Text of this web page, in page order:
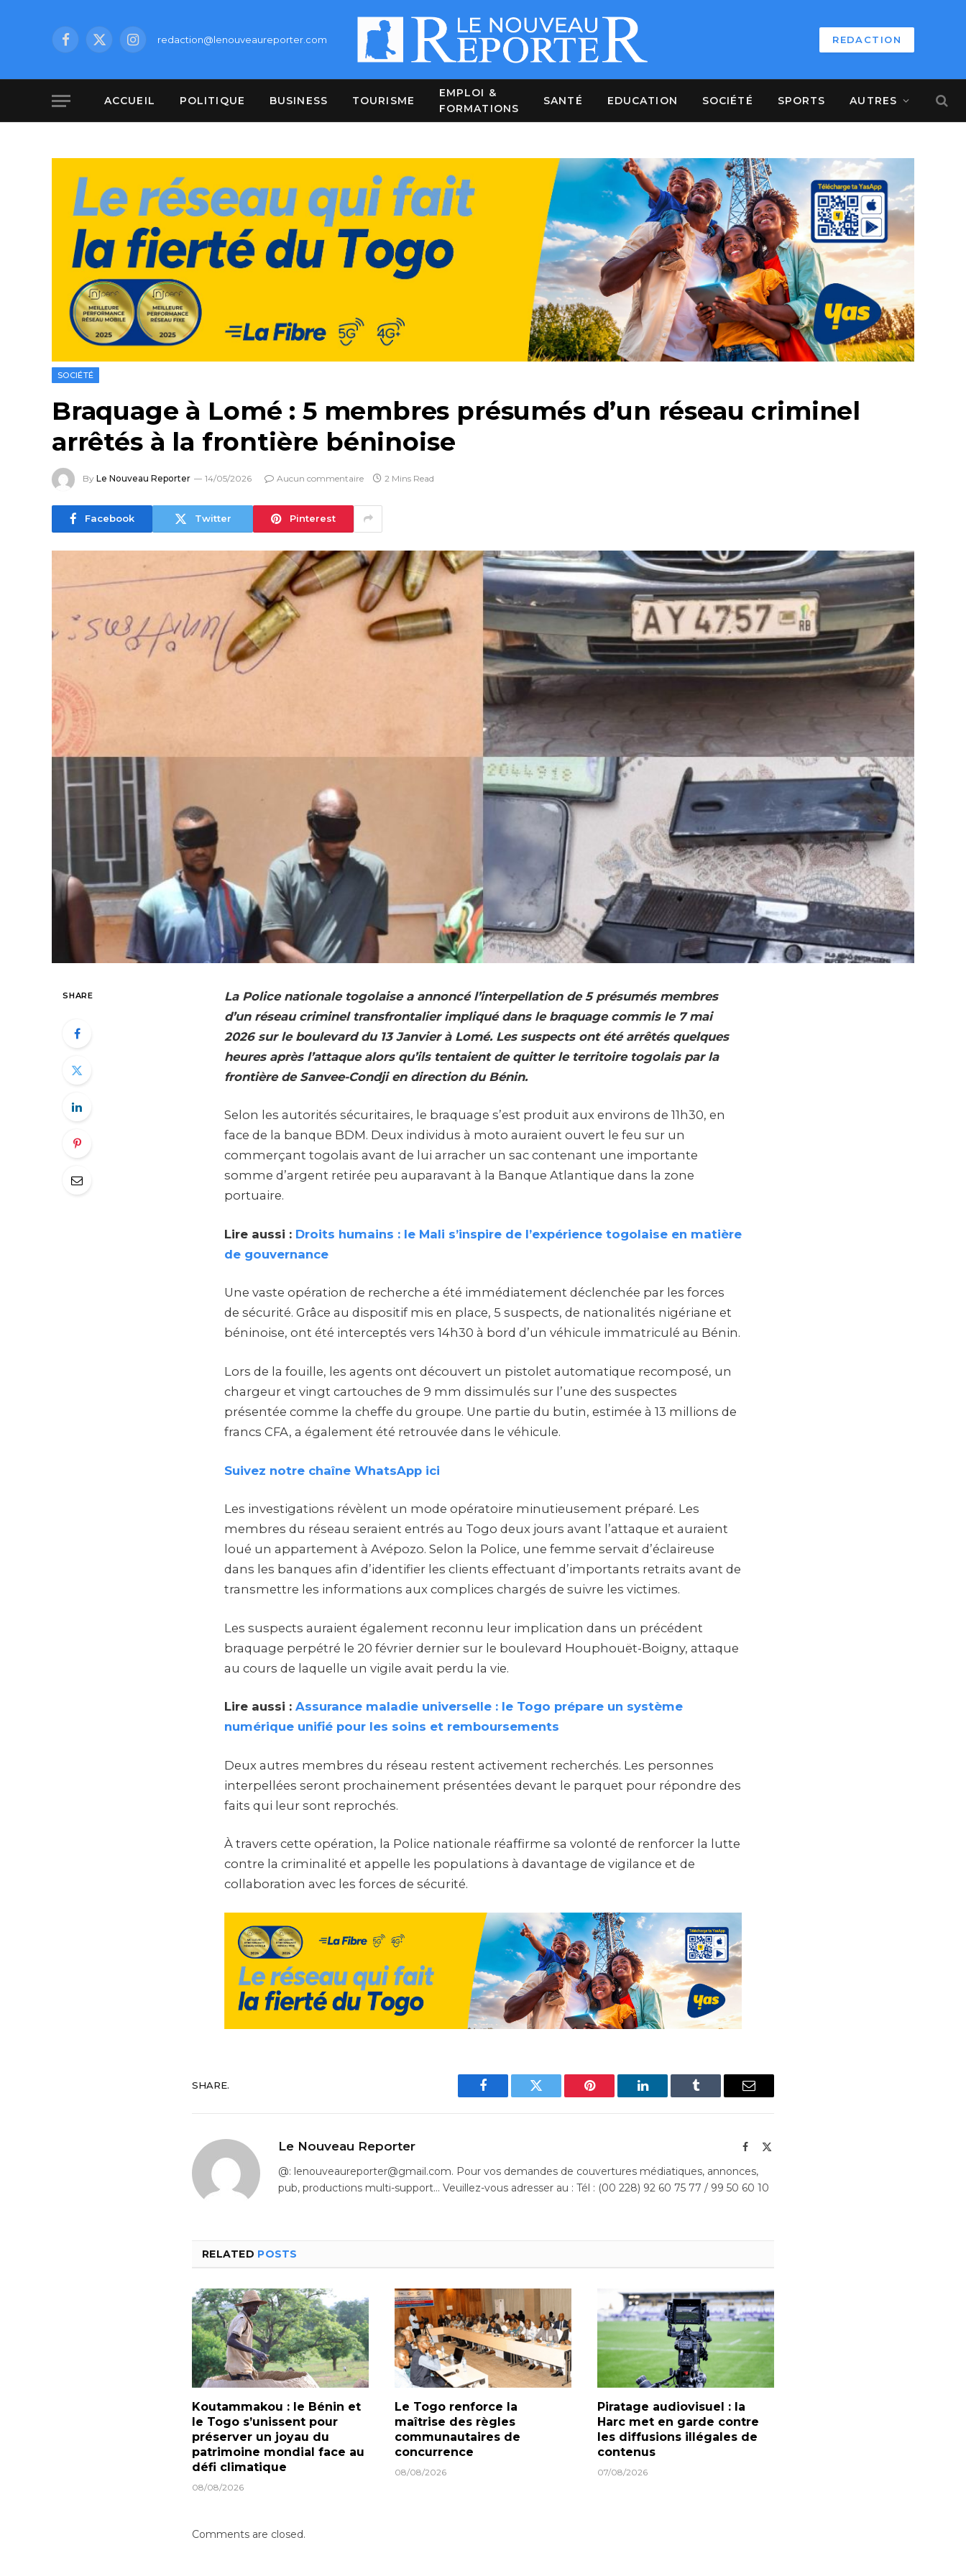
Facebook
X
Instagramredaction@lenouveaureporter.com REDACTION
ACCUEIL POLITIQUE BUSINESS TOURISME
EMPLOI &
FORMATIONS
SANTÉ EDUCATION SOCIÉTÉ SPORTS AUTRES
SOCIÉTÉ
Braquage à Lomé : 5 membres présumés d’un réseau criminel
arrêtés à la frontière béninoise
By Le Nouveau Reporter 14/05/2026 Aucun commentaire 2 Mins Read
Facebook Twitter Pinterest
SHARE
La Police nationale togolaise a annoncé l’interpellation de 5 présumés membres
d’un réseau criminel transfrontalier impliqué dans le braquage commis le 7 mai
2026 sur le boulevard du 13 Janvier à Lomé. Les suspects ont été arrêtés quelques
heures après l’attaque alors qu’ils tentaient de quitter le territoire togolais par la
frontière de Sanvee-Condji en direction du Bénin.
Selon les autorités sécuritaires, le braquage s’est produit aux environs de 11h30, en
face de la banque BDM. Deux individus à moto auraient ouvert le feu sur un
commerçant togolais avant de lui arracher un sac contenant une importante
somme d’argent retirée peu auparavant à la Banque Atlantique dans la zone
portuaire.
Lire aussi : Droits humains : le Mali s’inspire de l’expérience togolaise en matière
de gouvernance
Une vaste opération de recherche a été immédiatement déclenchée par les forces
de sécurité. Grâce au dispositif mis en place, 5 suspects, de nationalités nigériane et
béninoise, ont été interceptés vers 14h30 à bord d’un véhicule immatriculé au Bénin.
Lors de la fouille, les agents ont découvert un pistolet automatique recomposé, un
chargeur et vingt cartouches de 9 mm dissimulés sur l’une des suspectes
présentée comme la cheffe du groupe. Une partie du butin, estimée à 13 millions de
francs CFA, a également été retrouvée dans le véhicule.
Suivez notre chaîne WhatsApp ici
Les investigations révèlent un mode opératoire minutieusement préparé. Les
membres du réseau seraient entrés au Togo deux jours avant l’attaque et auraient
loué un appartement à Avépozo. Selon la Police, une femme servait d’éclaireuse
dans les banques afin d’identifier les clients effectuant d’importants retraits avant de
transmettre les informations aux complices chargés de suivre les victimes.
Les suspects auraient également reconnu leur implication dans un précédent
braquage perpétré le 20 février dernier sur le boulevard Houphouët-Boigny, attaque
au cours de laquelle un vigile avait perdu la vie.
Lire aussi : Assurance maladie universelle : le Togo prépare un système
numérique unifié pour les soins et remboursements
Deux autres membres du réseau restent activement recherchés. Les personnes
interpellées seront prochainement présentées devant le parquet pour répondre des
faits qui leur sont reprochés.
À travers cette opération, la Police nationale réaffirme sa volonté de renforcer la lutte
contre la criminalité et appelle les populations à davantage de vigilance et de
collaboration avec les forces de sécurité.
SHARE.
Facebook Twitter Pinterest LinkedIn Tumblr Email
Le Nouveau Reporter Facebook
@: lenouveaureporter@gmail.com. Pour vos demandes de couvertures médiatiques, annonces,
pub, productions multi-support… Veuillez-vous adresser au : Tél : (00 228) 92 60 75 77 / 99 50 60 10
RELATED POSTS
Koutammakou : le Bénin et
le Togo s’unissent pour
préserver un joyau du
patrimoine mondial face au
défi climatique
08/08/2026
Le Togo renforce la
maîtrise des règles
communautaires de
concurrence
08/08/2026
Piratage audiovisuel : la
Harc met en garde contre
les diffusions illégales de
contenus
07/08/2026
Comments are closed.